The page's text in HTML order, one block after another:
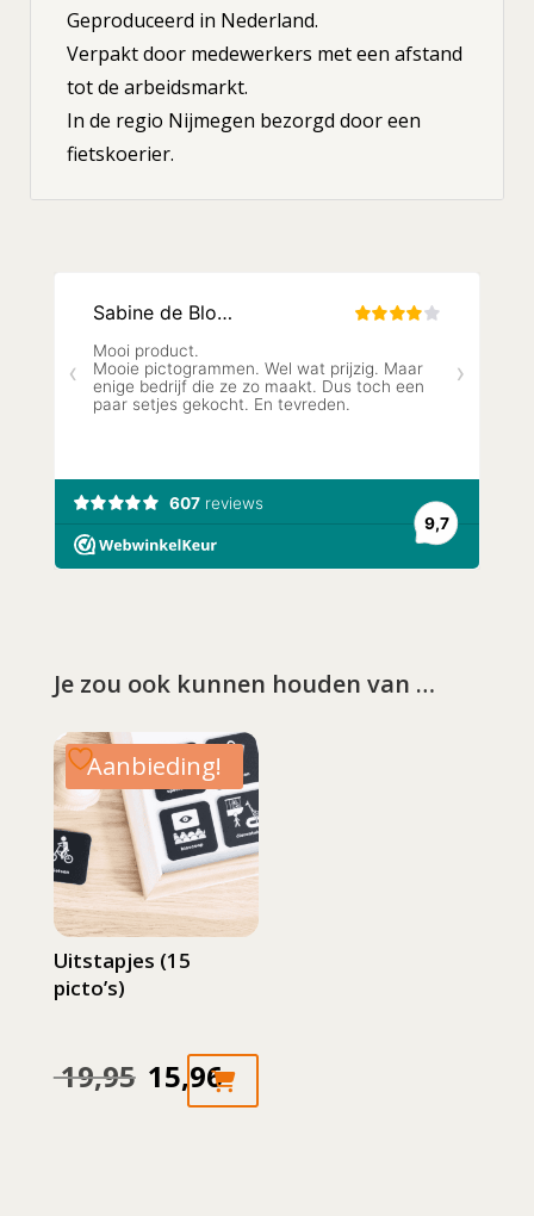
Geproduceerd in Nederland.
Verpakt door medewerkers met een afstand
tot de arbeidsmarkt.
In de regio Nijmegen bezorgd door een
fietskoerier.
Je zou ook kunnen houden van …
Aanbieding!
Uitstapjes (15
picto’s)
19,95 Oorspronkelijke
15,96Huidige